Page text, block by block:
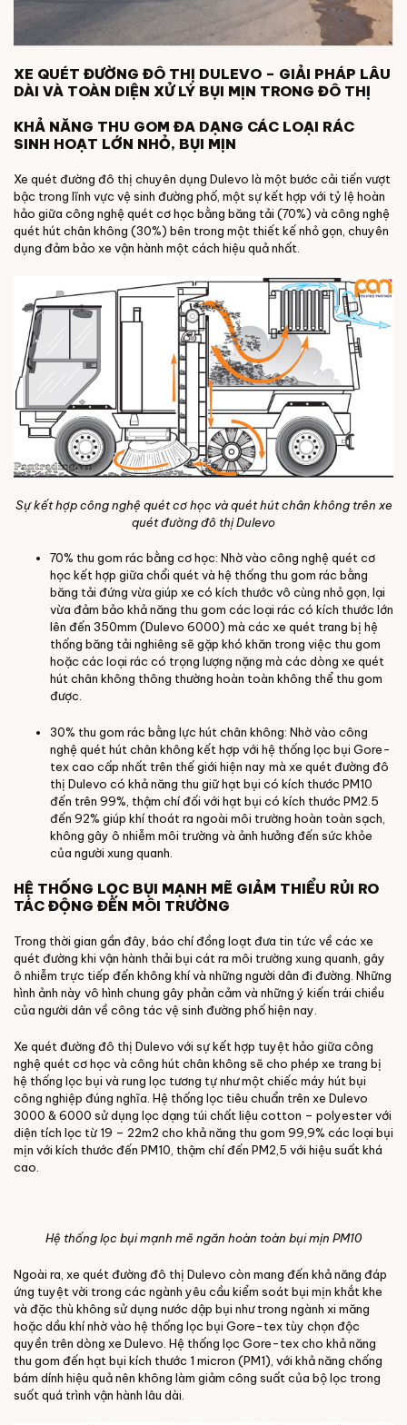
XE QUÉT ĐƯỜNG ĐÔ THỊ DULEVO – GIẢI PHÁP LÂU
DÀI VÀ TOÀN DIỆN XỬ LÝ BỤI MỊN TRONG ĐÔ THỊ
KHẢ NĂNG THU GOM ĐA DẠNG CÁC LOẠI RÁC
SINH HOẠT LỚN NHỎ, BỤI MỊN
Xe quét đường đô thị chuyên dụng Dulevo là một bước cải tiến vượt
bậc trong lĩnh vực vệ sinh đường phố, một sự kết hợp với tỷ lệ hoàn
hảo giữa công nghệ quét cơ học bằng băng tải (70%) và công nghệ
quét hút chân không (30%) bên trong một thiết kế nhỏ gọn, chuyên
dụng đảm bảo xe vận hành một cách hiệu quả nhất.
Sự kết hợp công nghệ quét cơ học và quét hút chân không trên xe
quét đường đô thị Dulevo
70% thu gom rác bằng cơ học: Nhờ vào công nghệ quét cơ
học kết hợp giữa chổi quét và hệ thống thu gom rác bằng
băng tải đứng vừa giúp xe có kích thước vô cùng nhỏ gọn, lại
vừa đảm bảo khả năng thu gom các loại rác có kích thước lớn
lên đến 350mm (Dulevo 6000) mà các xe quét trang bị hệ
thống băng tải nghiêng sẽ gặp khó khăn trong việc thu gom
hoặc các loại rác có trọng lượng nặng mà các dòng xe quét
hút chân không thông thường hoàn toàn không thể thu gom
được.
30% thu gom rác bằng lực hút chân không: Nhờ vào công
nghệ quét hút chân không kết hợp với hệ thống lọc bụi Gore-
tex cao cấp nhất trên thế giới hiện nay mà xe quét đường đô
thị Dulevo có khả năng thu giữ hạt bụi có kích thước PM10
đến trên 99%, thậm chí đối với hạt bụi có kích thước PM2.5
đến 92% giúp khí thoát ra ngoài môi trường hoàn toàn sạch,
không gây ô nhiễm môi trường và ảnh hưởng đến sức khỏe
của người xung quanh.
HỆ THỐNG LỌC BỤI MẠNH MẼ GIẢM THIỂU RỦI RO
TÁC ĐỘNG ĐẾN MÔI TRƯỜNG
Trong thời gian gần đây, báo chí đồng loạt đưa tin tức về các xe
quét đường khi vận hành thải bụi cát ra môi trường xung quanh, gây
ô nhiễm trực tiếp đến không khí và những người dân đi đường. Những
hình ảnh này vô hình chung gây phản cảm và những ý kiến trái chiều
của người dân về công tác vệ sinh đường phố hiện nay.
Xe quét đường đô thị Dulevo với sự kết hợp tuyệt hảo giữa công
nghệ quét cơ học và công hút chân không sẽ cho phép xe trang bị
hệ thống lọc bụi và rung lọc tương tự như một chiếc máy hút bụi
công nghiệp đúng nghĩa. Hệ thống lọc tiêu chuẩn trên xe Dulevo
3000 & 6000 sử dụng lọc dạng túi chất liệu cotton – polyester với
diện tích lọc từ 19 – 22m2 cho khả năng thu gom 99,9% các loại bụi
mịn với kích thước đến PM10, thậm chí đến PM2,5 với hiệu suất khá
cao.
Hệ thống lọc bụi mạnh mẽ ngăn hoàn toàn bụi mịn PM10
Ngoài ra, xe quét đường đô thị Dulevo còn mang đến khả năng đáp
ứng tuyệt vời trong các ngành yêu cầu kiểm soát bụi mịn khắt khe
và đặc thù không sử dụng nước dập bụi như trong ngành xi măng
hoặc dầu khí nhờ vào hệ thống lọc bụi Gore-tex tùy chọn độc
quyền trên dòng xe Dulevo. Hệ thống lọc Gore-tex cho khả năng
thu gom đến hạt bụi kích thước 1 micron (PM1), với khả năng chống
bám dính hiệu quả nên không làm giảm công suất của bộ lọc trong
suốt quá trình vận hành lâu dài.